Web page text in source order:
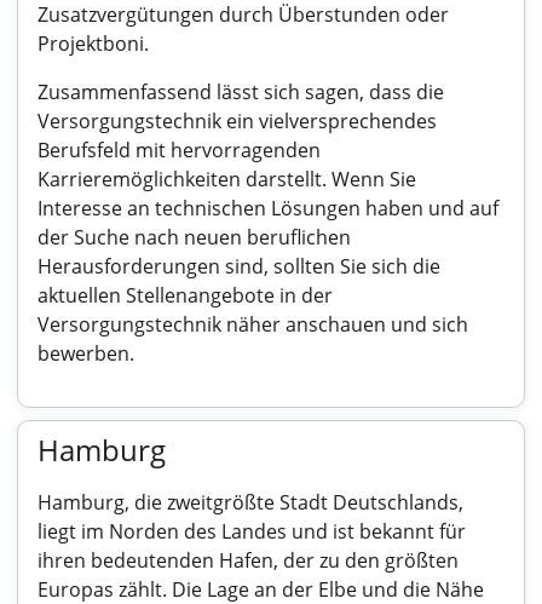
Zusatzvergütungen durch Überstunden oder
Projektboni.
Zusammenfassend lässt sich sagen, dass die
Versorgungstechnik ein vielversprechendes
Berufsfeld mit hervorragenden
Karrieremöglichkeiten darstellt. Wenn Sie
Interesse an technischen Lösungen haben und auf
der Suche nach neuen beruflichen
Herausforderungen sind, sollten Sie sich die
aktuellen Stellenangebote in der
Versorgungstechnik näher anschauen und sich
bewerben.
Hamburg
Hamburg, die zweitgrößte Stadt Deutschlands,
liegt im Norden des Landes und ist bekannt für
ihren bedeutenden Hafen, der zu den größten
Europas zählt. Die Lage an der Elbe und die Nähe